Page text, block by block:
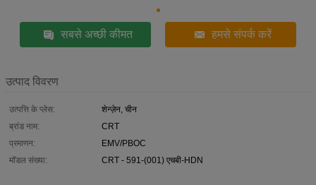
सबसे अच्छी कीमत हमसे संपर्क करें
उत्पाद विवरण
उत्पत्ति के प्लेस:
शेन्ज़ेन, चीन
ब्रांड नाम:
CRT
प्रमाणन:
EMV/PBOC
मॉडल संख्या:
CRT - 591-(001) एचबी-HDN